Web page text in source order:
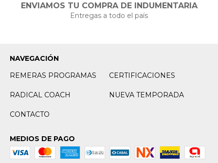
ENVIAMOS TU COMPRA DE INDUMENTARIA
Entregas a todo el país
NAVEGACIÓN
REMERAS PROGRAMAS
CERTIFICACIONES
RADICAL COACH NUEVA TEMPORADA
CONTACTO
MEDIOS DE PAGO